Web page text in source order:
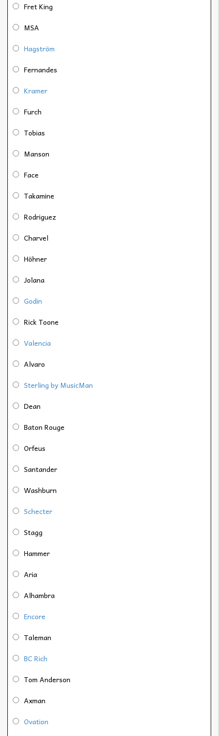
Fret King
MSA
Hagström
Fernandes
Kramer
Furch
Tobias
Manson
Face
Takamine
Rodriguez
Charvel
Höhner
Jolana
Godin
Rick Toone
Valencia
Alvaro
Sterling by MusicMan
Dean
Baton Rouge
Orfeus
Santander
Washburn
Schecter
Stagg
Hammer
Aria
Alhambra
Encore
Taleman
BC Rich
Tom Anderson
Axman
Ovation